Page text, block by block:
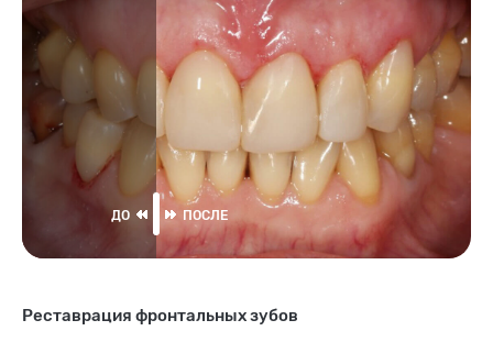
Реставрация фронтальных зубов